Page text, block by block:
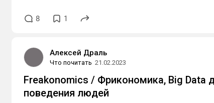
8 1
Алексей Драль
Что почитать 21.02.2023
Freakonomics / Фрикономика, Big Data
поведения людей